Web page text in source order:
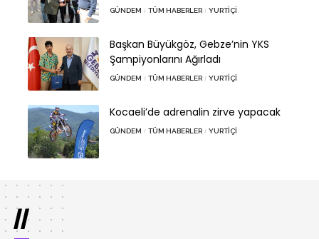
GÜNDEM TÜM HABERLER YURTIÇI
Başkan Büyükgöz, Gebze’nin YKS
Şampiyonlarını Ağırladı
GÜNDEM TÜM HABERLER YURTIÇI
Kocaeli’de adrenalin zirve yapacak
GÜNDEM TÜM HABERLER YURTIÇI
//